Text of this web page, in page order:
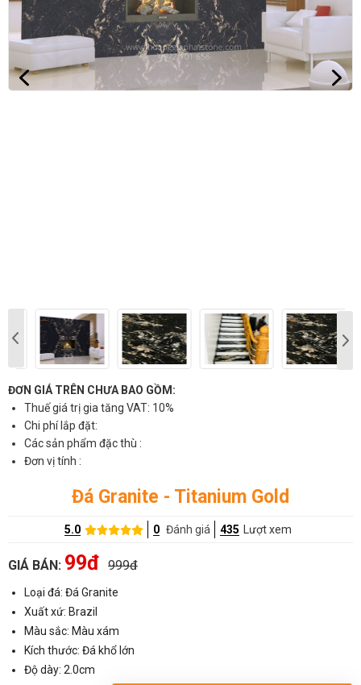
ĐƠN GIÁ TRÊN CHƯA BAO GỒM:
Thuế giá trị gia tăng VAT: 10%
Chi phí lắp đặt:
Các sản phẩm đặc thù :
Đơn vị tính :
Đá Granite - Titanium Gold
5.0 0 Đánh giá 435 Lượt xem
GIÁ BÁN: 99đ 999đ
Loại đá: Đá Granite
Xuất xứ: Brazil
Màu sắc: Màu xám
Kích thước: Đá khổ lớn
Độ dày: 2.0cm